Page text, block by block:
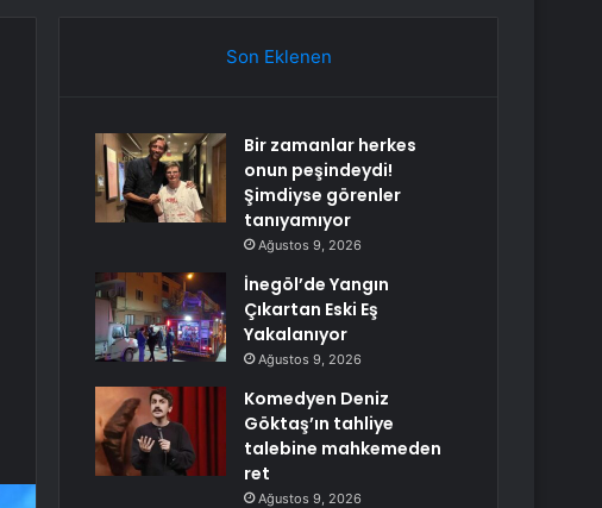
Son Eklenen
Bir zamanlar herkes
onun peşindeydi!
Şimdiyse görenler
tanıyamıyor
Ağustos 9, 2026
İnegöl’de Yangın
Çıkartan Eski Eş
Yakalanıyor
Ağustos 9, 2026
Komedyen Deniz
Göktaş’ın tahliye
talebine mahkemeden
ret
Ağustos 9, 2026